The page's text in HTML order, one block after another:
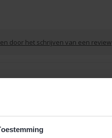
door het schrijven van een review
te vergelijken / Afdrukken